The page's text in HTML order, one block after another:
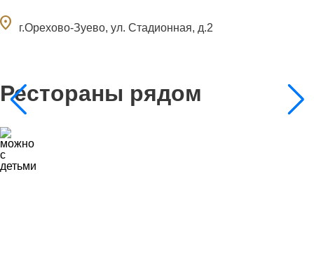
г.Орехово-Зуево, ул. Стадионная, д.2
Рестораны рядом